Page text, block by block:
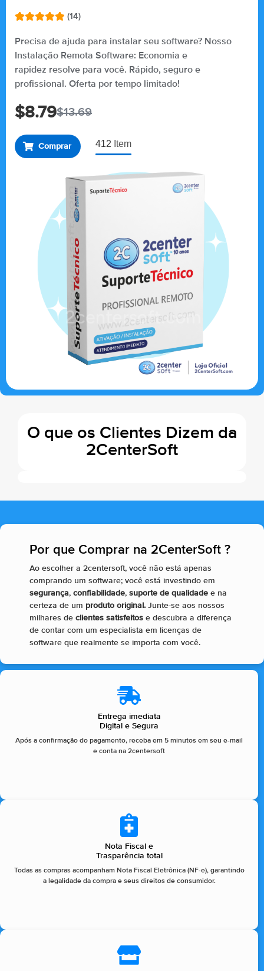
como5.00
baseado
avaliações
de clientes
(14)
Precisa de ajuda para instalar seu software? Nosso
Instalação Remota Software: Economia e
rapidez resolve para você. Rápido, seguro e
profissional. Oferta por tempo limitado!
$13.69
$8.79
Comprar 412 Item
O que os Clientes Dizem da
2CenterSoft
Por que Comprar na 2CenterSoft ?​
Ao escolher a 2centersoft, você não está apenas
comprando um software; você está investindo em
segurança, confiabilidade, suporte de qualidade e na
certeza de um produto original.Junte-se aos nossos
milhares de clientes satisfeitos e descubra a diferença
de contar com um especialista em licenças de
software que realmente se importa com você.
Entrega imediata
Digital e Segura
Após a confirmação do pagamento, receba em 5 minutos em seu e-mail
e conta na 2centersoft
Nota Fiscal e
Trasparência total
Todas as compras acompanham Nota Fiscal Eletrônica (NF-e), garantindo
a legalidade da compra e seus direitos de consumidor.